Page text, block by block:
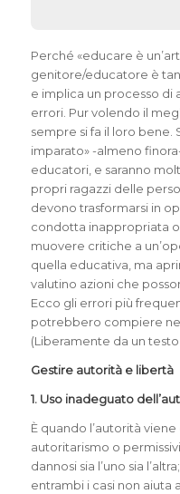
Perché «educare è
genitore/educatore è
e implica un processo
errori. Pur volendo il
sempre si fa il loro bene.
imparato» -almeno
educatori, e saranno
propriragazzi delle
devono trasformarsi in
condotta inappropriata
muovere critiche a
quella educativa, ma
valutino azioni che
Ecco gli errori più
potrebbero compiere
(Liberamente da un testo
Gestire autorità e libertà
1. Uso inadeguato
È quando l’autorità
autoritarismo o
dannosi sia l’uno sia
entrambi i casi non aiuta